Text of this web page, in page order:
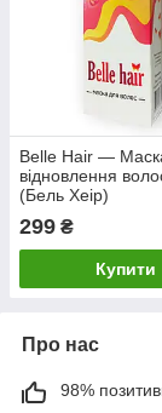
Belle Hair —
відновлення
(Бель Хеір)
299 ₴
Купити
Про нас
98%